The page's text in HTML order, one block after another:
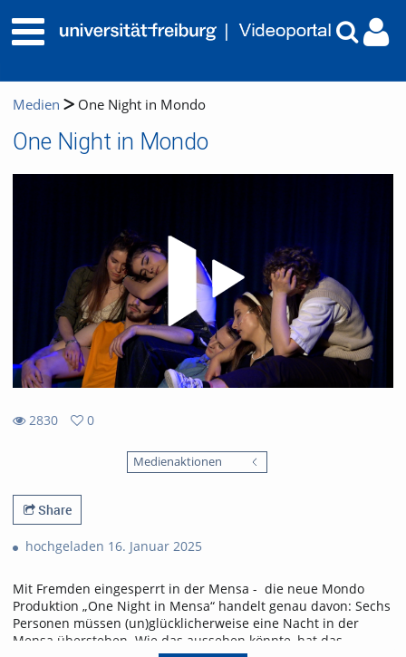
Medien One Night in Mondo
One Night in Mondo
2830
0
Medienaktionen
Share
hochgeladen 16. Januar 2025
Mit Fremden eingesperrt in der Mensa - die neue Mondo
Produktion „One Night in Mensa“ handelt genau davon: Sechs
Personen müssen (un)glücklicherweise eine Nacht in der
Mensa überstehen. Wie das aussehen könnte, hat das